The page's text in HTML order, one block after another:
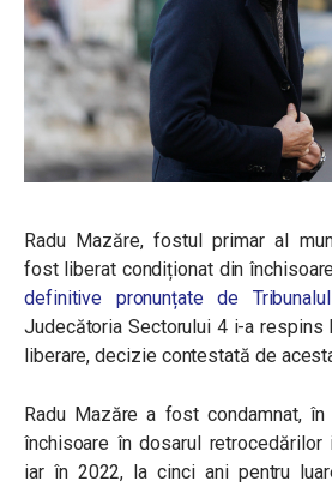
Radu Mazăre, fostul primar al
fost liberat condiționat din
definitive pronunțate de
Judecătoria Sectorului 4 i-a respins
liberare, decizie contestată de
Radu Mazăre a fost condamnat,
închisoare în dosarul retrocedărilor
iar în 2022, la cinci ani pentru